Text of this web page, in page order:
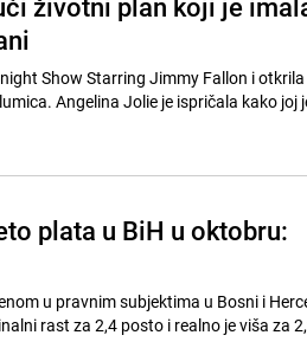
Show Starring Jimmy Fallon i
Angelina Jolie je ispričala kako joj
plata u BiH u oktobru:
u pravnim subjektima u Bosni i
rast za 2,4 posto i realno je viša za